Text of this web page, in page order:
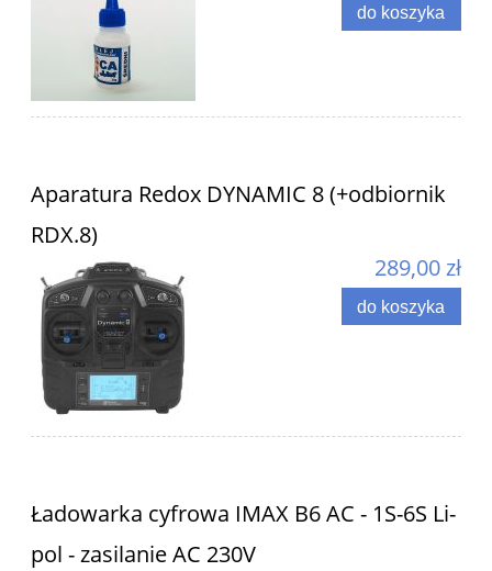
do koszyka
Aparatura Redox DYNAMIC 8 (+odbiornik
RDX.8)
289,00 zł
do koszyka
Ładowarka cyfrowa IMAX B6 AC - 1S-6S Li-
pol - zasilanie AC 230V